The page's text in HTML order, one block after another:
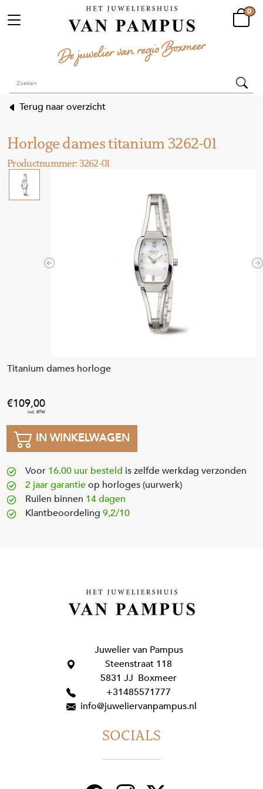
0
Terug naar overzicht
Horloge dames titanium 3262-01
Previous
Titanium dames horloge
109,00
IN WINKELWAGEN
Voor 16.00 uur besteld is zelfde werkdag verzonden
2 jaar garantieop horloges (uurwerk)
Ruilen binnen 14 dagen
Klantbeoordeling 9,2/10
Juwelier van Pampus
Steenstraat 118
5831 JJ Boxmeer
+31485571777
info@juweliervanpampus.nl
SOCIALS